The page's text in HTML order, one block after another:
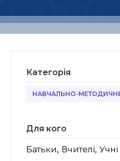
Категорія
НАВЧАЛЬНО-
Для кого
Батьки, Вчителі, Учні